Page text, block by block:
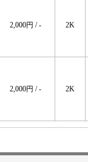
2,000円 / - 2K
2,000円 / - 2K